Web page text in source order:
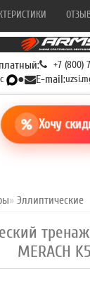
+7 (800)
● E-mail:
Хочу
Эллиптические
MERACH